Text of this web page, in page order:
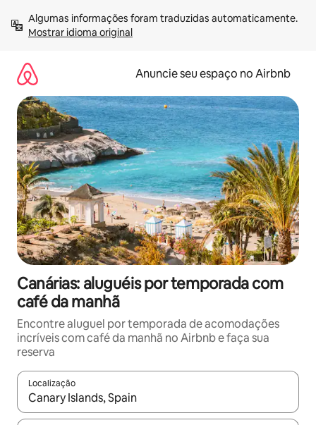
para
Mostrar idioma original
Anuncie seu espaço no Airbnb
Canárias: aluguéis por temporada com
café da manhã
Encontre aluguel por temporada de acomodações
incríveis com café da manhã no Airbnb e faça sua
reserva
Localização
Quando os resultados estiverem disponíveis, explore-os